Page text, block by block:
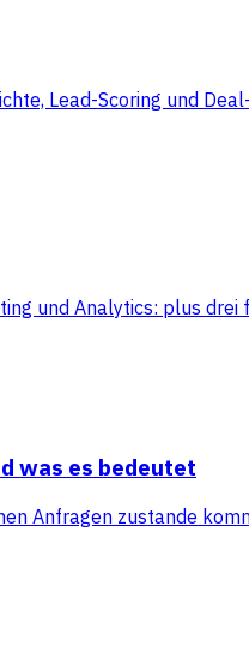
Lead-Scoring und
und Analytics: plus drei
was es bedeutet
Anfragen zustande